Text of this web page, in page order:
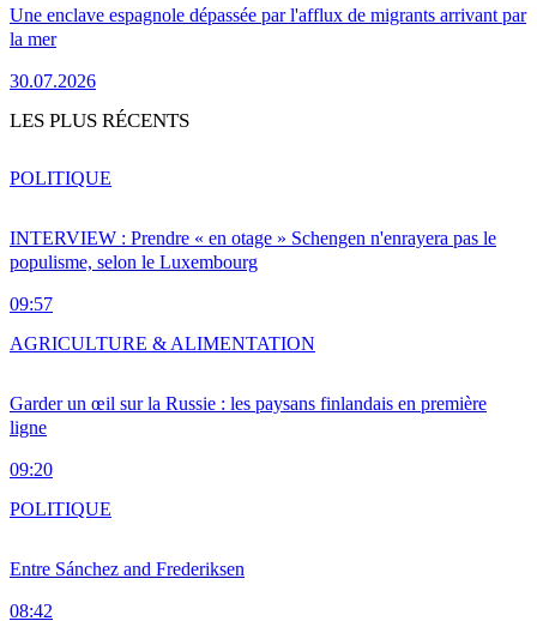
Une enclave espagnole dépassée par l'afflux de migrants arrivant par
la mer
30.07.2026
LES PLUS RÉCENTS
INTERVIEW : Prendre « en otage » Schengen n'enrayera pas le
populisme, selon le Luxembourg
09:57
POLITIQUE
Garder un œil sur la Russie : les paysans finlandais en première
ligne
09:20
AGRICULTURE & ALIMENTATION
Entre Sánchez and Frederiksen
08:42
POLITIQUE